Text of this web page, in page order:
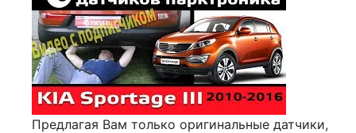
Предлагая Вам только оригинальные датчики,